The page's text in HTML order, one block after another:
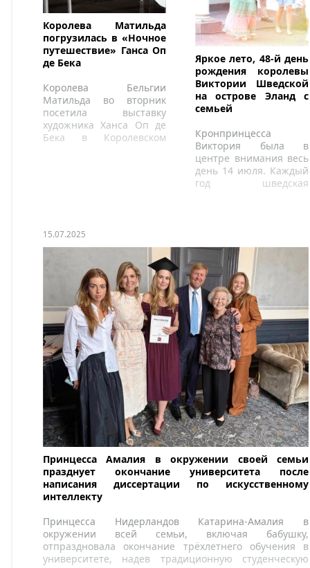
Королева Матильда
погрузилась в «Ночное
путешествие» Ганса Оп
де Бека
Королева Бельгии
Матильда во вторник
посетила выставку
художника Ханса Оп де
Бека в Королевском
Яркое лето, 48-й день
рождения королевы
Виктории Шведской
на острове Эланд с
семьей
Кронпринцесса
Виктория была в
центре внимания весь
день 14 июля. Каждый
год шведская
престола на острове
Эланд
15.07.2025
Принцесса Амалия в окружении своей семьи
празднует окончание университета после
написания диссертации по искусственному
интеллекту
Принцесса Нидерландов Катарина-Амалия в
окружении всей семьи, включая бабушку,
отпраздновала окончание трёхлетнего обучения в
университете, надев традиционную студенческую